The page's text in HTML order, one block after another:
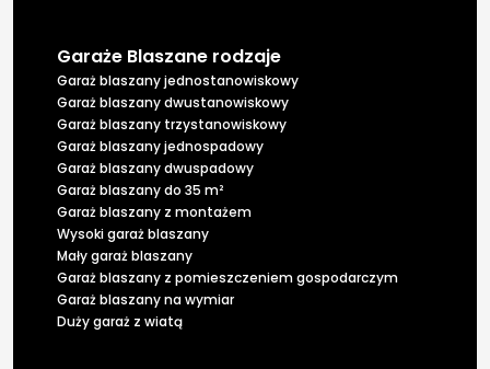
Garaże Blaszane rodzaje
Garaż blaszany jednostanowiskowy
Garaż blaszany dwustanowiskowy
Garaż blaszany trzystanowiskowy
Garaż blaszany jednospadowy
Garaż blaszany dwuspadowy
Garaż blaszany do 35 m²
Garaż blaszany z montażem
Wysoki garaż blaszany
Mały garaż blaszany
Garaż blaszany z pomieszczeniem gospodarczym
Garaż blaszany na wymiar
Duży garaż z wiatą